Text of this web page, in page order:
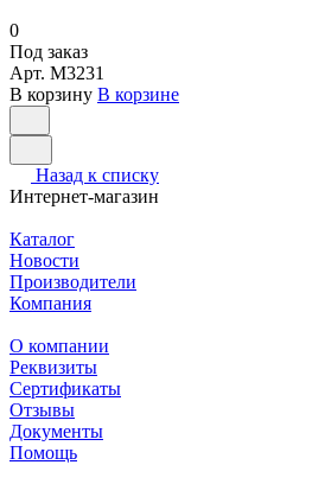
0
Под заказ
Арт. M3231
В корзину В корзине
Назад к списку
Интернет-магазин
Каталог
Новости
Производители
Компания
О компании
Реквизиты
Сертификаты
Отзывы
Документы
Помощь